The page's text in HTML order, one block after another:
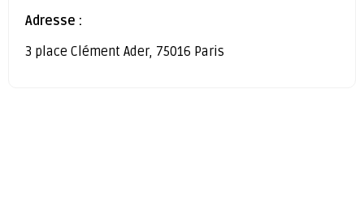
Adresse :
3 place Clément Ader, 75016 Paris